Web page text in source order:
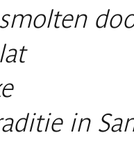
in